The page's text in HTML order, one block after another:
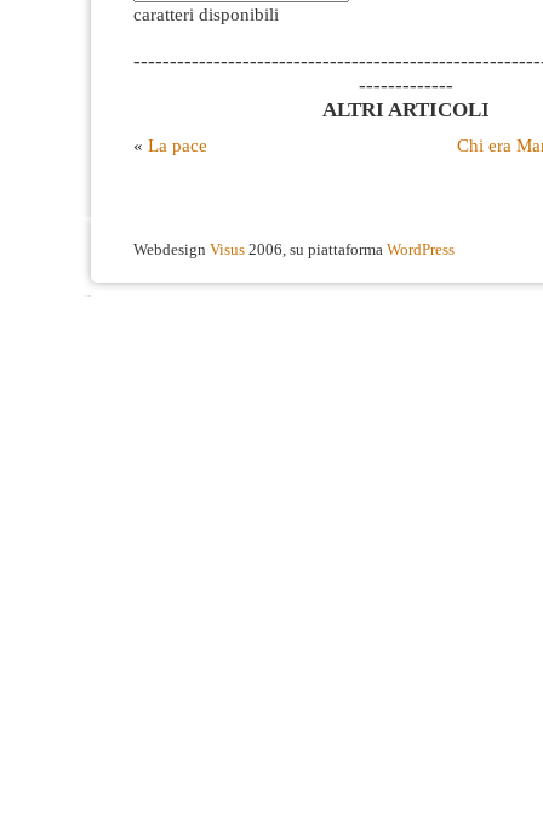
caratteri disponibili
-------------
ALTRI ARTICOLI
« La pace Chi era
Webdesign Visus 2006, su piattaforma WordPress